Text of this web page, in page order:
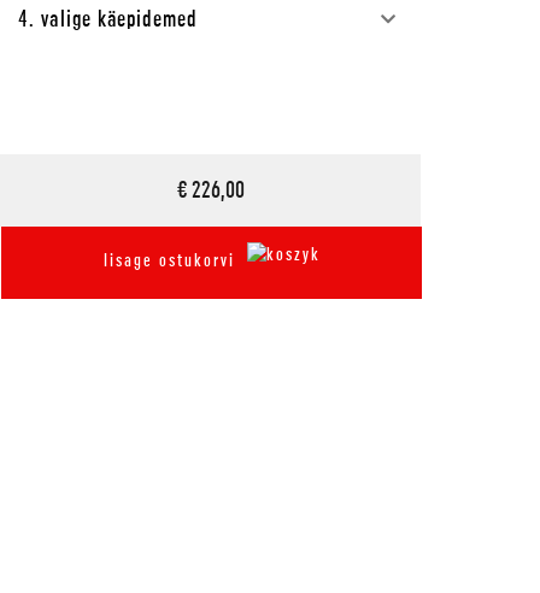
4. valige käepidemed
€ 226,00
lisage ostukorvi